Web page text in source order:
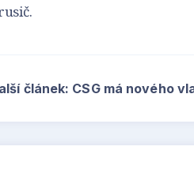
článek: CSG má nového